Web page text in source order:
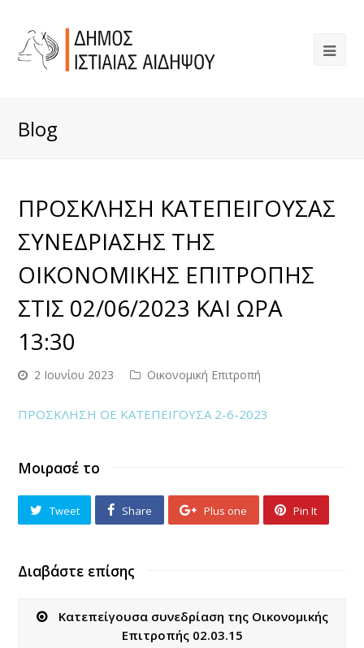
Blog
ΠΡΟΣΚΛΗΣΗ ΚΑΤΕΠΕΙΓΟΥΣΑΣ
ΣΥΝΕΔΡΙΑΣΗΣ ΤΗΣ
ΟΙΚΟΝΟΜΙΚΗΣ ΕΠΙΤΡΟΠΗΣ
ΣΤΙΣ 02/06/2023 ΚΑΙ ΩΡΑ
13:30
2 Ιουνίου 2023 Οικονομική Επιτροπή
ΠΡΟΣΚΛΗΣΗ ΟΕ ΚΑΤΕΠΕΙΓΟΥΣΑ 2-6-2023
Μοιρασέ το
Tweet Share Plus one Pin It
Διαβάστε επίσης
Κατεπείγουσα συνεδρίαση της Οικονομικής
Επιτροπής 02.03.15